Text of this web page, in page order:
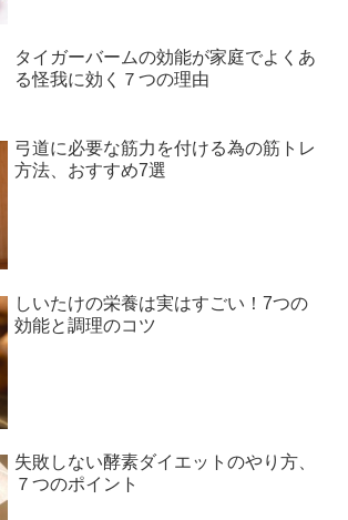
タイガーバームの効能が家庭でよくあ
る怪我に効く７つの理由
弓道に必要な筋力を付ける為の筋トレ
方法、おすすめ7選
しいたけの栄養は実はすごい！7つの
効能と調理のコツ
失敗しない酵素ダイエットのやり方、
７つのポイント